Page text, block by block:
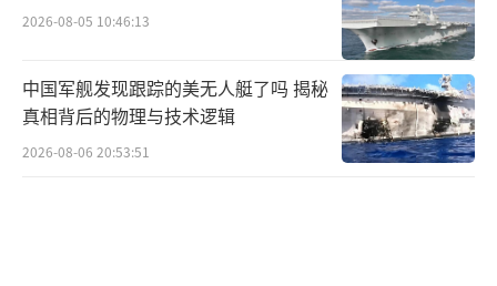
2026-08-05 10:46:13
中国军舰发现跟踪的美无人艇了吗 揭秘
真相背后的物理与技术逻辑
2026-08-06 20:53:51